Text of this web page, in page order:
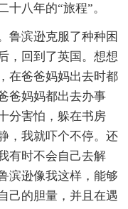
八年的“旅程”。
鲁滨逊克服了种种困
，回到了英国。想想
在爸爸妈妈出去时都
爸妈妈都出去办事
分害怕，躲在书房
，我就吓个不停。还
有时不会自己去解
滨逊像我这样，能够
己的胆量，并且在遇